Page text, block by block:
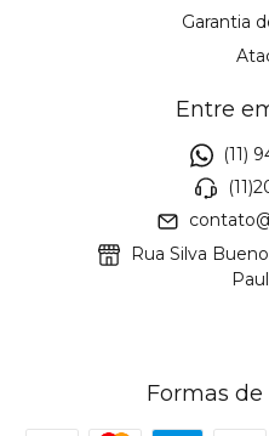
Garantia
Entre
(11)
Rua Silva
Formas